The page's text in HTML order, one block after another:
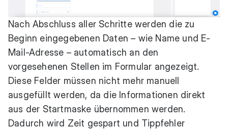
Nach Abschluss aller Schritte werden die zu
Beginn eingegebenen Daten – wie Name und E-
Mail-Adresse – automatisch an den
vorgesehenen Stellen im Formular angezeigt.
Diese Felder müssen nicht mehr manuell
ausgefüllt werden, da die Informationen direkt
aus der Startmaske übernommen werden.
Dadurch wird Zeit gespart und Tippfehler